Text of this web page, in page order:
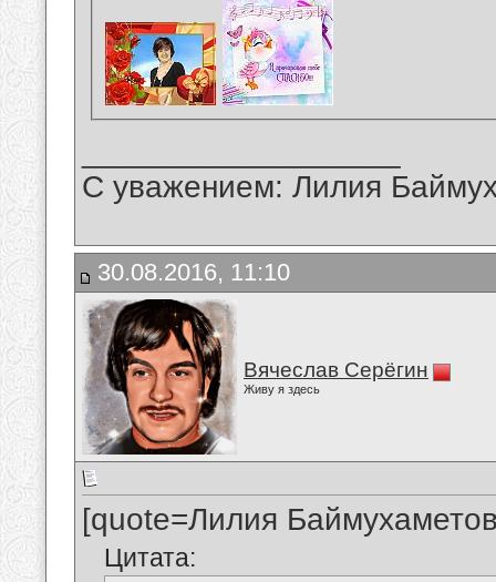
С уважением: Лилия
30.08.2016, 11:10
Вячеслав Серёгин
Живу я здесь
[quote=Лилия
Цитата: